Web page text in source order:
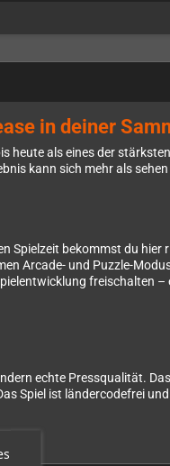
in deiner
als eines der
kann sich mehr als
Spielzeit bekommst du hier
Arcade- und Puzzle-
freischalten
echte Pressqualität.
Spiel ist ländercodefrei